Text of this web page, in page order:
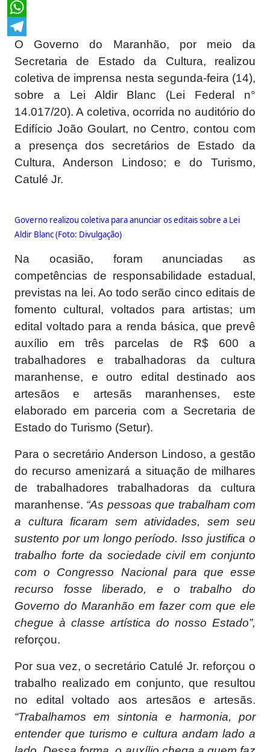
X
WhatsApp
Telegram
O Governo do Maranhão, por meio da
Secretaria de Estado da Cultura, realizou
coletiva de imprensa nesta segunda-feira (14),
sobre a Lei Aldir Blanc (Lei Federal n°
14.017/20). A coletiva, ocorrida no auditório do
Edifício João Goulart, no Centro, contou com
a presença dos secretários de Estado da
Cultura, Anderson Lindoso; e do Turismo,
Catulé Jr.
Governo realizou coletiva para anunciar os editais sobre a Lei
Aldir Blanc (Foto: Divulgação)
Na ocasião, foram anunciadas as
competências de responsabilidade estadual,
previstas na lei. Ao todo serão cinco editais de
fomento cultural, voltados para artistas; um
edital voltado para a renda básica, que prevê
auxílio em três parcelas de R$ 600 a
trabalhadores e trabalhadoras da cultura
maranhense, e outro edital destinado aos
artesãos e artesãs maranhenses, este
elaborado em parceria com a Secretaria de
Estado do Turismo (Setur).
Para o secretário Anderson Lindoso, a gestão
do recurso amenizará a situação de milhares
de trabalhadores trabalhadoras da cultura
maranhense. “As pessoas que trabalham com
a cultura ficaram sem atividades, sem seu
sustento por um longo período. Isso justifica o
trabalho forte da sociedade civil em conjunto
com o Congresso Nacional para que esse
recurso fosse liberado, e o trabalho do
Governo do Maranhão em fazer com que ele
chegue à classe artística do nosso Estado”,
reforçou.
Por sua vez, o secretário Catulé Jr. reforçou o
trabalho realizado em conjunto, que resultou
no edital voltado aos artesãos e artesãs.
“Trabalhamos em sintonia e harmonia, por
entender que turismo e cultura andam lado a